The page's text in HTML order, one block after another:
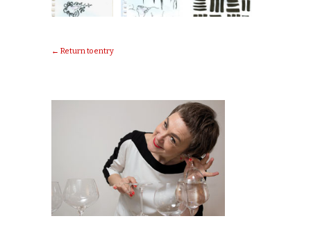
← Return to entry